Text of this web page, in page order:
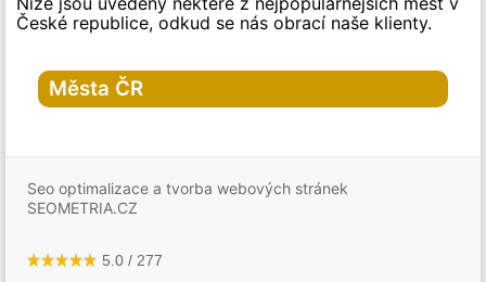
České republice, odkud se nás obrací naše klienty.
Města ČR
Praha-1
Praha-2
Praha-5
Seo optimalizace a tvorba webových stránek
SEOMETRIA.CZ
5.0 / 277